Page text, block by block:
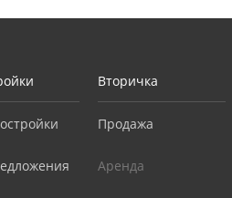
Вторичка
Продажа
Аренда